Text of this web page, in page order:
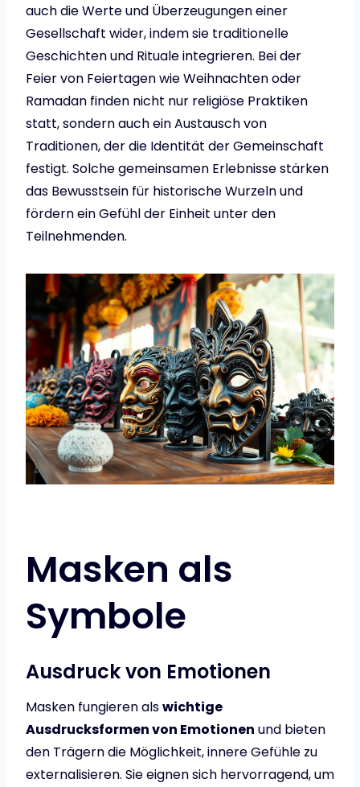
auch die Werte und Überzeugungen einer
Gesellschaft wider, indem sie traditionelle
Geschichten und Rituale integrieren. Bei der
Feier von Feiertagen wie Weihnachten oder
Ramadan finden nicht nur religiöse Praktiken
statt, sondern auch ein Austausch von
Traditionen, der die Identität der Gemeinschaft
festigt. Solche gemeinsamen Erlebnisse stärken
das Bewusstsein für historische Wurzeln und
fördern ein Gefühl der Einheit unter den
Teilnehmenden.
Masken als
Symbole
Ausdruck von Emotionen
Masken fungieren alswichtige
Ausdrucksformen von Emotionen und bieten
den Trägern die Möglichkeit, innere Gefühle zu
externalisieren. Sie eignen sich hervorragend, um